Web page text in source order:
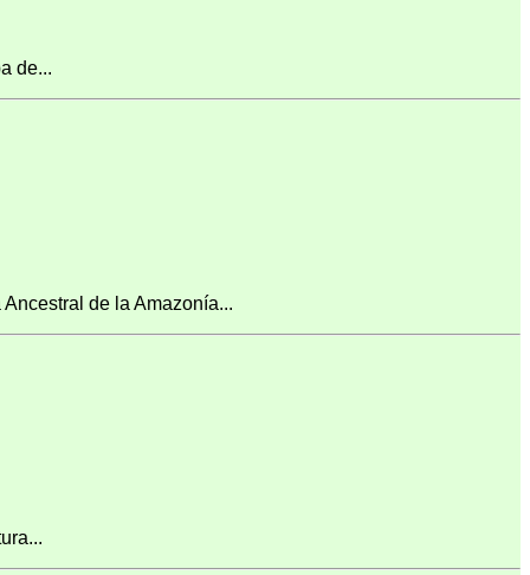
de...
de la Amazonía...